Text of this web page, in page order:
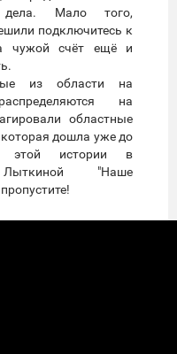
Мало того,
подключитесь к
чужой счёт ещё и
из области на
на
областные
дошла уже до
этой истории в
"Наше